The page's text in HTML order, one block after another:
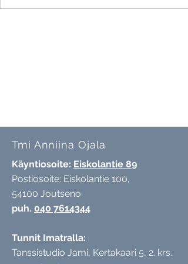
Tmi Anniina Ojala
Käyntiosoite: Eiskolantie 89
Postiosoite: Eiskolantie 100,
54100 Joutseno
puh. 040 7614344
Tunnit Imatralla:
Tanssistudio Jami, Kertakaari 5, 2. krs.